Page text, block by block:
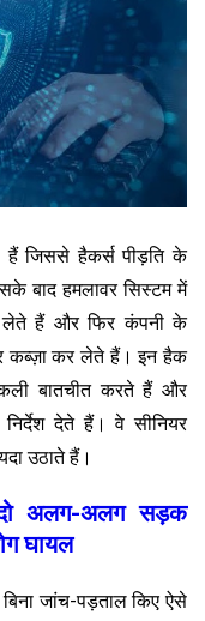
जिससे हैकर्स पीड़ति के
बाद हमलावर सिस्टम में
लेते हैं और फिर कंपनी के
कब्ज़ा कर लेते हैं। इन हैक
बातचीत करते हैं और
देते हैं। वे सीनियर
उठाते हैं।
अलग-अलग सड़क
घायल
जांच-पड़ताल किए ऐसे